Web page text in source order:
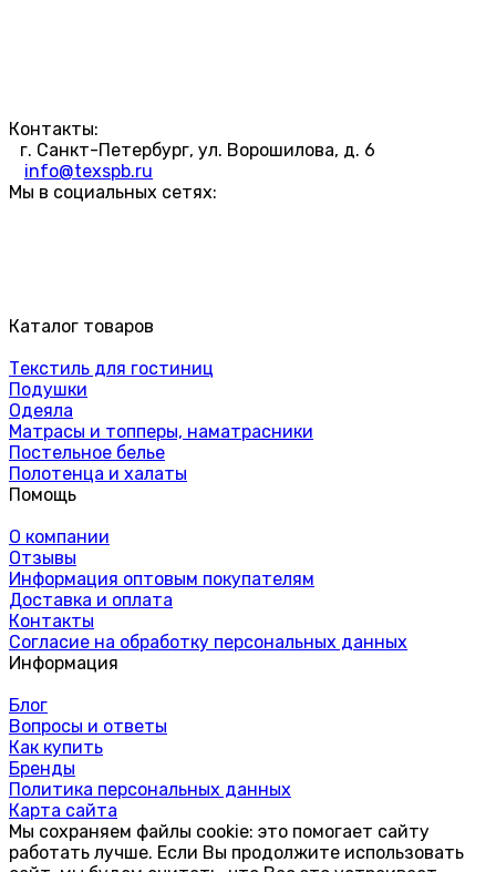
Контакты:
г. Санкт-Петербург, ул. Ворошилова, д. 6
info@texspb.ru
Мы в социальных сетях:
Каталог товаров
Текстиль для гостиниц
Подушки
Одеяла
Матрасы и топперы, наматрасники
Постельное белье
Полотенца и халаты
Помощь
О компании
Отзывы
Информация оптовым покупателям
Доставка и оплата
Контакты
Согласие на обработку персональных данных
Информация
Блог
Вопросы и ответы
Как купить
Бренды
Политика персональных данных
Карта сайта
Мы сохраняем файлы cookie: это помогает сайту
работать лучше. Если Вы продолжите использовать